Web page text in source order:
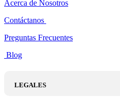
Acerca de Nosotros
Contáctanos
Preguntas Frecuentes
Blog
LEGALES